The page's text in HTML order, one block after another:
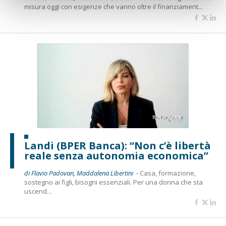
misura oggi con esigenze che vanno oltre il finanziament...
Landi (BPER Banca): “Non c’è libertà
reale senza autonomia economica”
di Flavio Padovan, Maddalena Libertini - Casa, formazione,
sostegno ai figli, bisogni essenziali. Per una donna che sta
uscend...